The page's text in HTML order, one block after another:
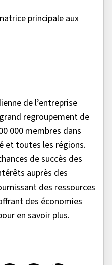
principale aux
de l’entreprise
regroupement de
000 membres dans
et toutes les régions.
de succès des
auprès des
des ressources
des économies
en savoir plus.